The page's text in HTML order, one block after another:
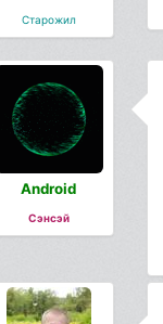
Старожил
Android
Сэнсэй